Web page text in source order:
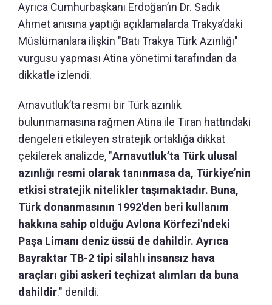
Ayrıca Cumhurbaşkanı Erdoğan’ın Dr. Sadık
Ahmet anısına yaptığı açıklamalarda Trakya’daki
Müslümanlara ilişkin "Batı Trakya Türk Azınlığı"
vurgusu yapması Atina yönetimi tarafından da
dikkatle izlendi.
Arnavutluk’ta resmi bir Türk azınlık
bulunmamasına rağmen Atina ile Tiran hattındaki
dengeleri etkileyen stratejik ortaklığa dikkat
çekilerek analizde, "Arnavutluk’ta Türk ulusal
azınlığı resmi olarak tanınmasa da, Türkiye’nin
etkisi stratejik nitelikler taşımaktadır. Buna,
Türk donanmasının 1992'den beri kullanım
hakkına sahip olduğu Avlona Körfezi'ndeki
Paşa Limanı deniz üssü de dahildir. Ayrıca
Bayraktar TB-2 tipi silahlı insansız hava
araçları gibi askeri teçhizat alımları da buna
dahildir." denildi.